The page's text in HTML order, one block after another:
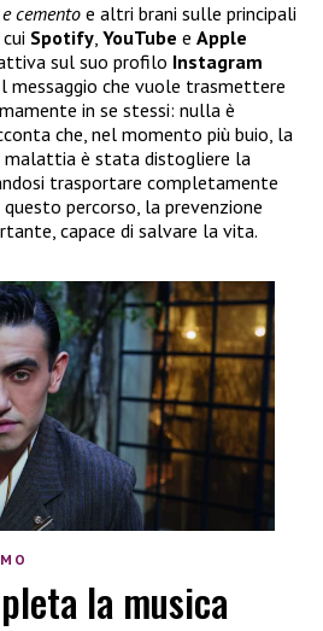
cemento e altri brani sulle principali
Spotify, YouTube e Apple
sul suo profilo Instagram
messaggio che vuole trasmettere
in se stessi: nulla è
che, nel momento più buio, la
è stata distogliere la
trasportare completamente
percorso, la prevenzione
capace di salvare la vita.
la musica